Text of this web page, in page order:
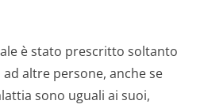
è stato prescritto soltanto
altre persone, anche se
sono uguali ai suoi,